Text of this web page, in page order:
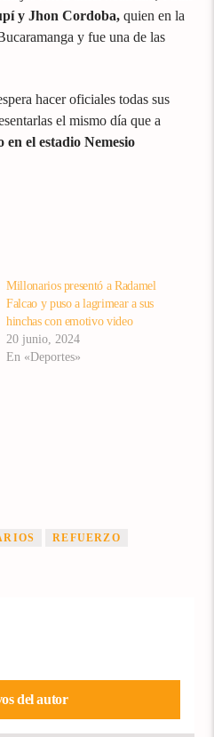
y Jhon Cordoba,quien en la
y fue una de las
hacer oficiales todas sus
el mismo día que a
en el estadio Nemesio
Millonarios presentó a Radamel
Falcao y puso a lagrimear a sus
hinchas con emotivo video
20 junio, 2024
En «Deportes»
REFUERZO
del autor